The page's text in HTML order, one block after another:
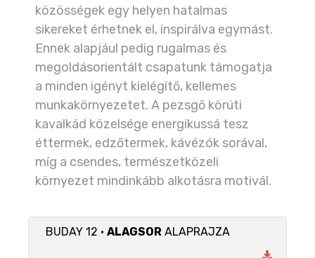
közösségek egy helyen hatalmas
sikereket érhetnek el, inspirálva egymást.
Ennek alapjául pedig rugalmas és
megoldásorientált csapatunk támogatja
a minden igényt kielégítő, kellemes
munkakörnyezetet. A pezsgő körúti
kavalkád közelsége energikussá tesz
éttermek, edzőtermek, kávézók sorával,
míg a csendes, természetközeli
környezet mindinkább alkotásra motivál.
BUDAY 12 • ALAGSOR ALAPRAJZA